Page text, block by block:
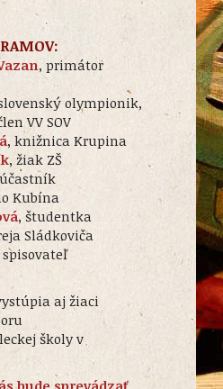
, primátor
olympionik,
VV SOV
, knižnica Krupina
, žiak ZŠ
Kubína
, študentka
Sládkoviča
spisovateľ
aj žiaci
školy v